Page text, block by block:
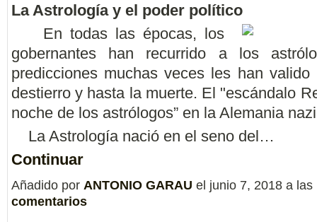
La Astrología y el poder político
En todas las épocas, los
gobernantes han recurrido a los
predicciones muchas veces les han
destierro y hasta la muerte. El "escándalo
noche de los astrólogos” en la Alemania
La Astrología nació en el seno del…
Continuar
Añadido por ANTONIO GARAU el junio 7, 2018 a
comentarios